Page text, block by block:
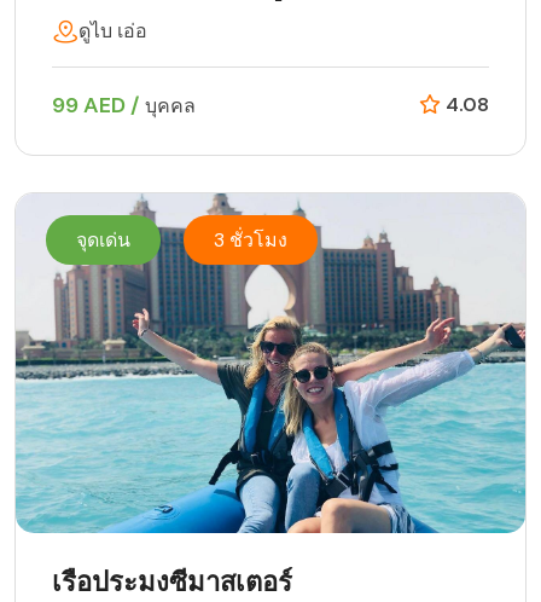
ดูไบ เอ่อ
99 AED / บุคคล 4.08
จุดเด่น 3 ชั่วโมง
เรือประมงซีมาสเตอร์